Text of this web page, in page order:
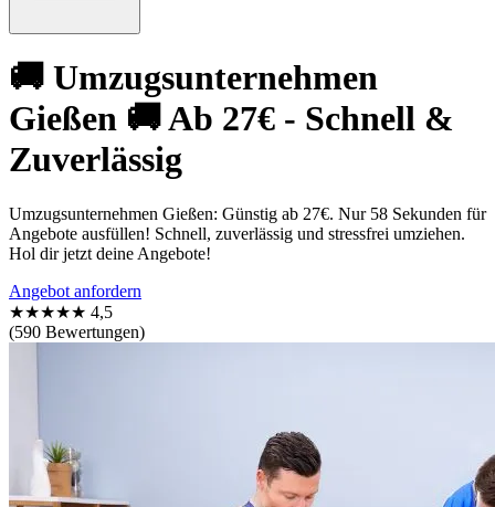
🚚 Umzugsunternehmen
Gießen 🚚 Ab 27€ - Schnell &
Zuverlässig‎
Umzugsunternehmen Gießen: Günstig ab 27€. Nur 58 Sekunden für
Angebote ausfüllen! Schnell, zuverlässig und stressfrei umziehen.
Hol dir jetzt deine Angebote!
Angebot anfordern
★★★★★ 4,5
(590 Bewertungen)